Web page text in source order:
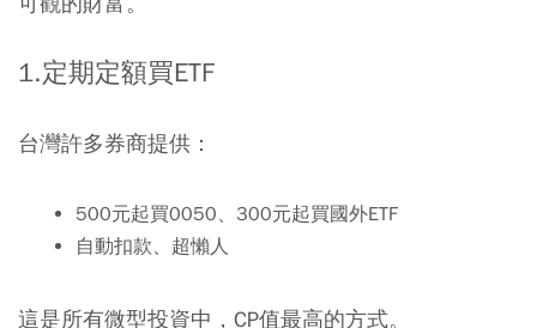
1.定期定額買ETF
台灣許多券商提供：
500元起買0050、300元起買國外ETF
自動扣款、超懶人
這是所有微型投資中，CP值最高的方式。